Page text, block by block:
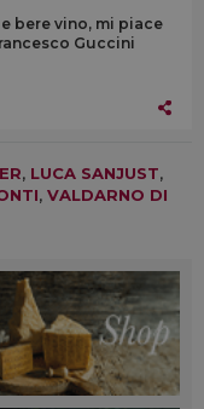
bere vino, mi piace
Guccini
, LUCA SANJUST,
, VALDARNO DI